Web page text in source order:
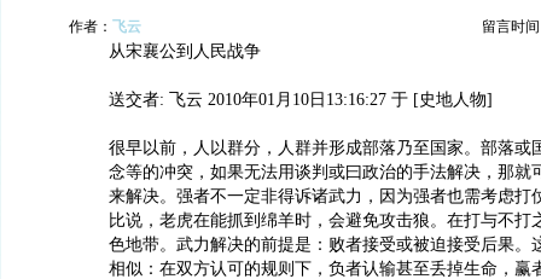
作者： 飞云 留言时间
从宋襄公到人民战争
送交者: 飞云 2010年01月10日13:16:27 于 [史地人物]
很早以前，人以群分，人群并形成部落乃至国家。部落或
念等的冲突，如果无法用谈判或曰政治的手法解决，那就
来解决。强者不一定非得诉诸武力，因为强者也需考虑打
比说，老虎在能抓到绵羊时，会避免攻击狼。在打与不打
色地带。武力解决的前提是：败者接受或被迫接受后果。
相似：在双方认可的规则下，负者认输甚至丢掉生命，赢